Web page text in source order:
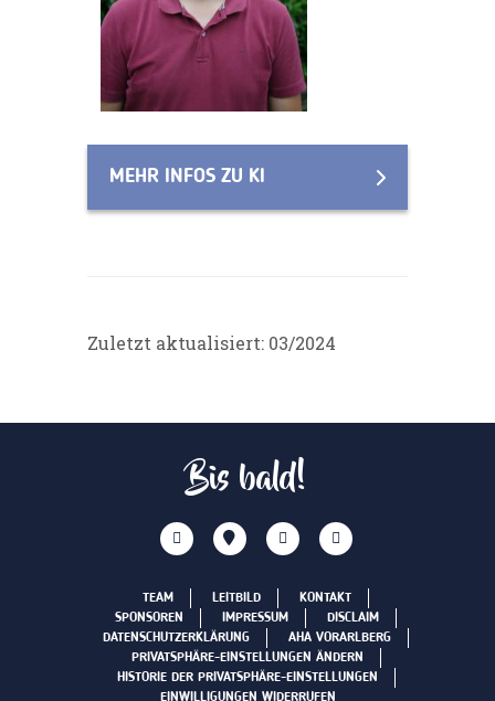
MEHR INFOS ZU KI
Zuletzt aktualisiert: 03/2024
Bis bald!
TEAM LEITBILD
KONTAKT
SPONSOREN
IMPRESSUM
DISCLAIM
DATENSCHUTZERKLÄRUNG
AHA VORARLBERG
PRIVATSPHÄRE-EINSTELLUNGEN ÄNDERN
HISTORIE DER PRIVATSPHÄRE-EINSTELLUNGEN
EINWILLIGUNGEN WIDERRUFEN